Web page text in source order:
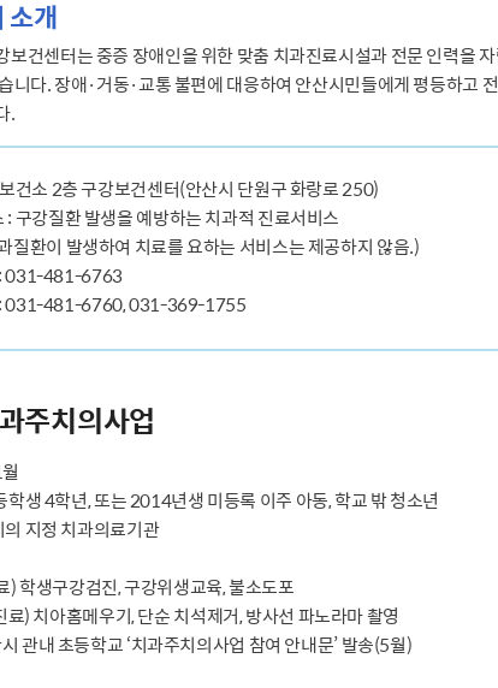
소개
보건센터는 중증 장애인을 위한 맞춤 치과진료시설과 전문 인력을
니다. 장애·거동·교통 불편에 대응하여 안산시민들에게 평등하고
.
건소 2층 구강보건센터(안산시 단원구 화랑로 250)
: 구강질환 발생을 예방하는 치과적 진료서비스
질환이 발생하여 치료를 요하는 서비스는 제공하지 않음.)
: 031-481-6763
: 031-481-6760, 031-369-1755
주치의사업
학생 4학년, 또는 2014년생 미등록 이주 아동, 학교 밖 청소년
지정 치과의료기관
) 학생구강검진, 구강위생교육, 불소도포
료) 치아홈메우기, 단순 치석제거, 방사선 파노라마 촬영
관내 초등학교 ‘치과주치의사업 참여 안내문’ 발송(5월)